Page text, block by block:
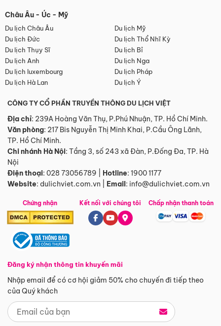
Châu Âu - Úc - Mỹ
Du lịch Châu Âu
Du lịch Mỹ
Du lịch Đức
Du lịch Thổ Nhĩ Kỳ
Du lịch Thụy Sĩ
Du lịch Bỉ
Du lịch Anh
Du lịch Nga
Du lịch luxembourg
Du lịch Pháp
Du lịch Hà Lan
Du lịch Ý
CÔNG TY CỔ PHẦN TRUYỀN THÔNG DU LỊCH VIỆT
Địa chỉ: 239A Hoàng Văn Thụ, P.Phú Nhuận, TP. Hồ Chí Minh.
Văn phòng: 217 Bis Nguyễn Thị Minh Khai, P.Cầu Ông Lãnh,
TP. Hồ Chí Minh.
Chi nhánh Hà Nội: Tầng 3, số 243 xã Đàn, P.Đống Đa, TP. Hà
Nội
Điện thoại: 028 73056789 Hotline: 1900 1177
Website: dulichviet.com.vn Email: info@dulichviet.com.vn
Chứng nhận
Đăng ký nhận thông tin khuyến mãi
Nhập email để có cơ hội giảm 50% cho chuyến đi tiếp theo
của Quý khách
Kết nối với chúng tôi Chấp nhận thanh toán